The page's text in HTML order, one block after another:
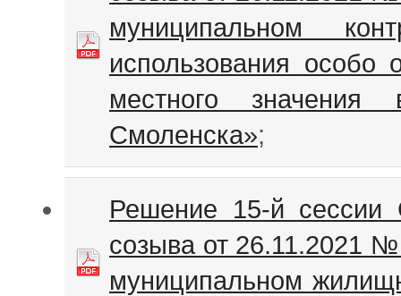
муниципальном
использования особо
местного значения
Смоленска»;
Решение 15-й сессии
созыва от 26.11.2021
муниципальном